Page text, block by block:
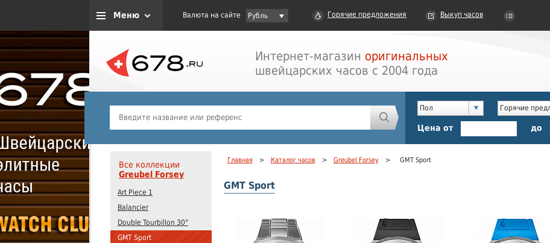
Меню Валюта на сайте Рубль Горячие предложения Выкуп часов
Интернет-магазин оригинальных
швейцарских часов с 2004 года
Пол Горячие
Цена от
до
Все коллекции
Greubel Forsey
Art Piece 1
Balancier
Double Tourbillon 30°
GMT Sport
Главная > Каталог часов > Greubel Forsey > GMT Sport
GMT Sport